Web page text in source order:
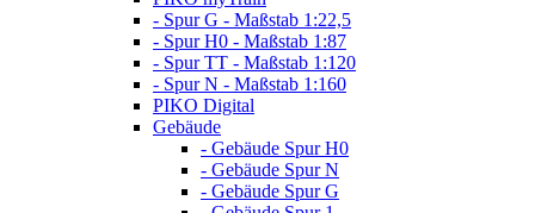
- Spur G - Maßstab 1:22,5
- Spur H0 - Maßstab 1:87
- Spur TT - Maßstab 1:120
- Spur N - Maßstab 1:160
PIKO Digital
Gebäude
- Gebäude Spur H0
- Gebäude Spur N
- Gebäude Spur G